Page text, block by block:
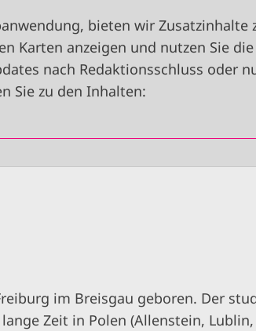
bieten wir Zusatzinhalte
Karten anzeigen und nutzen Sie
nach Redaktionsschluss oder
Sie zu den Inhalten:
im Breisgau geboren. Der
Zeit in Polen (Allenstein, Lublin,